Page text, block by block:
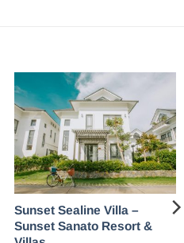
Sunset Sealine Villa –
Sunset Sanato Resort &